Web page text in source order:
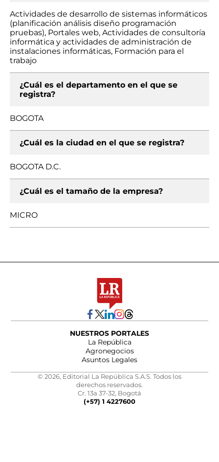
Actividades de desarrollo de sistemas informáticos
(planificación análisis diseño programación
pruebas), Portales web, Actividades de consultoría
informática y actividades de administración de
instalaciones informáticas, Formación para el
trabajo
¿Cuál es el departamento en el que se
registra?
BOGOTA
¿Cuál es la ciudad en el que se registra?
BOGOTA D.C.
¿Cuál es el tamaño de la empresa?
MICRO
NUESTROS PORTALES
La República
Agronegocios
Asuntos Legales
© 2026, Editorial La República S.A.S. Todos los
derechos reservados.
Cr. 13a 37-32, Bogotá
(+57) 1 4227600